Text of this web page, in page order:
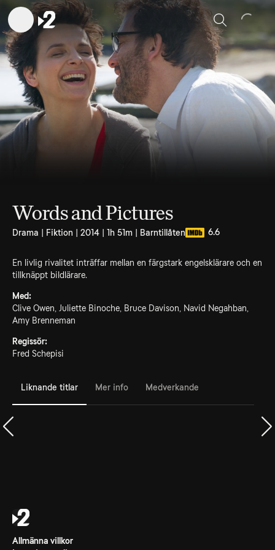
Sök
Words and Pictures
Drama | Fiktion | 2014 | 1h 51m | Barntillåten 6.6
En livlig rivalitet inträffar mellan en färgstark engelsklärare och en
tillknäppt bildlärare.
Med:
Clive Owen, Juliette Binoche, Bruce Davison, Navid Negahban,
Amy Brenneman
Regissör:
Fred Schepisi
Liknande titlar Mer info Medverkande
Allmänna villkor